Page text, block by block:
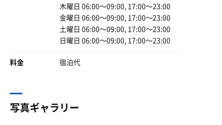
木曜日 06:00〜09:00, 17:00〜23:00
金曜日 06:00〜09:00, 17:00〜23:00
土曜日 06:00〜09:00, 17:00〜23:00
日曜日 06:00〜09:00, 17:00〜23:00
料金 宿泊代
写真ギャラリー